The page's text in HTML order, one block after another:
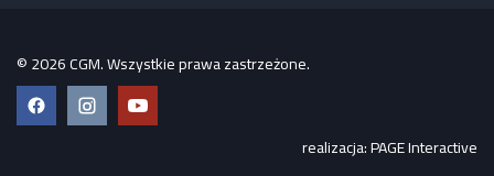
© 2026 CGM. Wszystkie prawa zastrzeżone.
FacebookInstagramYouTube
realizacja:PAGE Interactive